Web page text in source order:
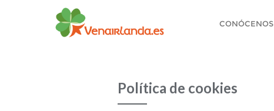
CONÓCENOS
Política de cookies